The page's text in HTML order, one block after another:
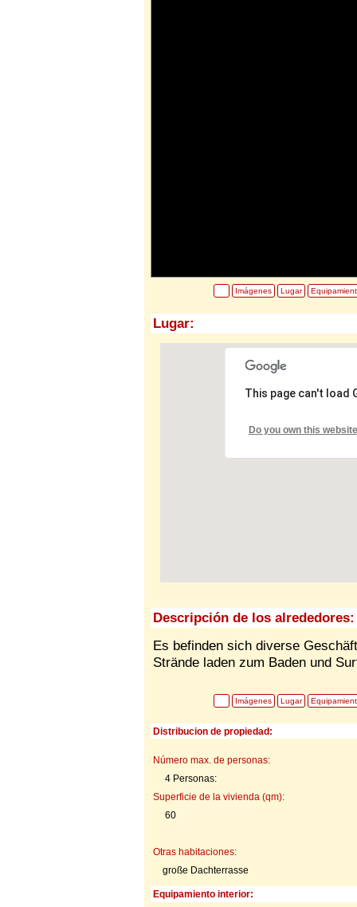
Imágenes Lugar
Lugar:
This page can't load
Do you own this
Descripción de los alrededores:
Es befinden sich diverse
Strände laden zum Baden und
Imágenes Lugar
Distribucion de propiedad:
Número max. de personas:
4 Personas:
Superficie de la vivienda (qm):
60
Otras habitaciones:
große Dachterrasse
Equipamiento interior: